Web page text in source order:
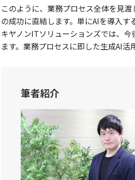
このように、業務プロセス全体を見
の成功に直結します。単にAIを導入す
キヤノンITソリューションズでは、
ます。業務プロセスに即した生成AI
筆者紹介